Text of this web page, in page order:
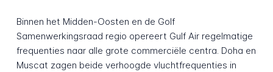
Binnen het Midden-Oosten en de Golf
Samenwerkingsraad regio opereert Gulf Air regelmatige
frequenties naar alle grote commerciële centra. Doha en
Muscat zagen beide verhoogde vluchtfrequenties in